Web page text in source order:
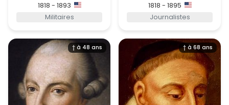
1818 - 1893
Militaires
1818 - 1895
Journalistes
† à 48 ans † à 68 ans